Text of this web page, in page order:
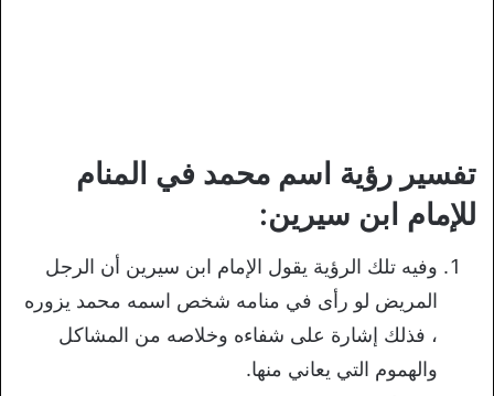
تفسير رؤية اسم محمد في المنام
للإمام ابن سيرين:
وفيه تلك الرؤية يقول الإمام ابن سيرين أن الرجل
المريض لو رأى في منامه شخص اسمه محمد يزوره
، فذلك إشارة على شفاءه وخلاصه من المشاكل
والهموم التي يعاني منها.